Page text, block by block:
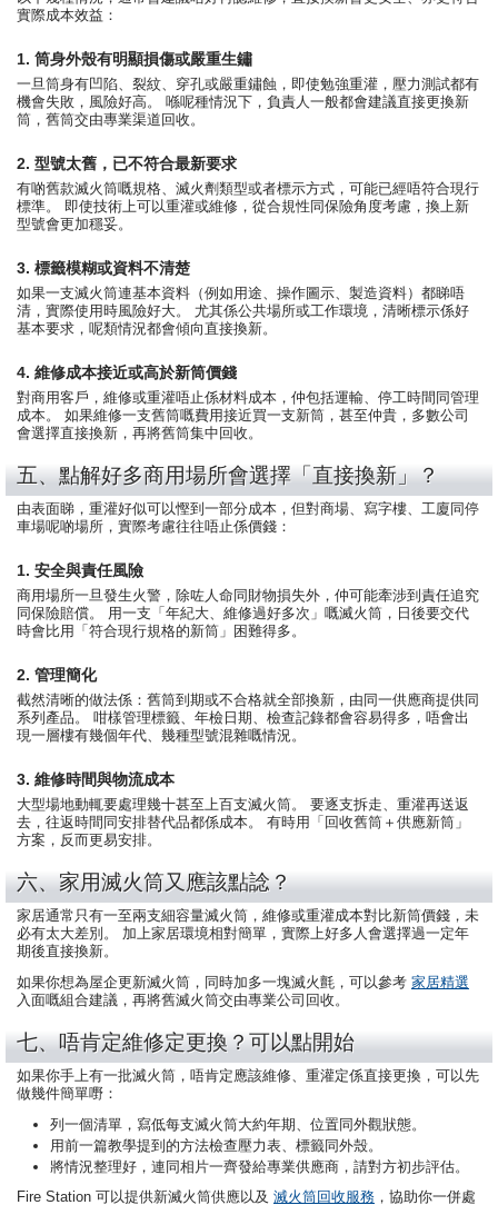
實際成本效益：
1. 筒身外殼有明顯損傷或嚴重生鏽
一旦筒身有凹陷、裂紋、穿孔或嚴重鏽蝕，即使勉強重灌，壓力測試都有
機會失敗，風險好高。 喺呢種情況下，負責人一般都會建議直接更換新
筒，舊筒交由專業渠道回收。
2. 型號太舊，已不符合最新要求
有啲舊款滅火筒嘅規格、滅火劑類型或者標示方式，可能已經唔符合現行
標準。 即使技術上可以重灌或維修，從合規性同保險角度考慮，換上新
型號會更加穩妥。
3. 標籤模糊或資料不清楚
如果一支滅火筒連基本資料（例如用途、操作圖示、製造資料）都睇唔
清，實際使用時風險好大。 尤其係公共場所或工作環境，清晰標示係好
基本要求，呢類情況都會傾向直接換新。
4. 維修成本接近或高於新筒價錢
對商用客戶，維修或重灌唔止係材料成本，仲包括運輸、停工時間同管理
成本。 如果維修一支舊筒嘅費用接近買一支新筒，甚至仲貴，多數公司
會選擇直接換新，再將舊筒集中回收。
五、點解好多商用場所會選擇「直接換新」？
由表面睇，重灌好似可以慳到一部分成本，但對商場、寫字樓、工廈同停
車場呢啲場所，實際考慮往往唔止係價錢：
1. 安全與責任風險
商用場所一旦發生火警，除咗人命同財物損失外，仲可能牽涉到責任追究
同保險賠償。 用一支「年紀大、維修過好多次」嘅滅火筒，日後要交代
時會比用「符合現行規格的新筒」困難得多。
2. 管理簡化
截然清晰的做法係：舊筒到期或不合格就全部換新，由同一供應商提供同
系列產品。 咁樣管理標籤、年檢日期、檢查記錄都會容易得多，唔會出
現一層樓有幾個年代、幾種型號混雜嘅情況。
3. 維修時間與物流成本
大型場地動輒要處理幾十甚至上百支滅火筒。 要逐支拆走、重灌再送返
去，往返時間同安排替代品都係成本。 有時用「回收舊筒＋供應新筒」
方案，反而更易安排。
六、家用滅火筒又應該點諗？
家居通常只有一至兩支細容量滅火筒，維修或重灌成本對比新筒價錢，未
必有太大差別。 加上家居環境相對簡單，實際上好多人會選擇過一定年
期後直接換新。
如果你想為屋企更新滅火筒，同時加多一塊滅火氈，可以參考 家居精選
入面嘅組合建議，再將舊滅火筒交由專業公司回收。
七、唔肯定維修定更換？可以點開始
如果你手上有一批滅火筒，唔肯定應該維修、重灌定係直接更換，可以先
做幾件簡單嘢：
列一個清單，寫低每支滅火筒大約年期、位置同外觀狀態。
用前一篇教學提到的方法檢查壓力表、標籤同外殼。
將情況整理好，連同相片一齊發給專業供應商，請對方初步評估。
Fire Station 可以提供新滅火筒供應以及 滅火筒回收服務 ，協助你一併處